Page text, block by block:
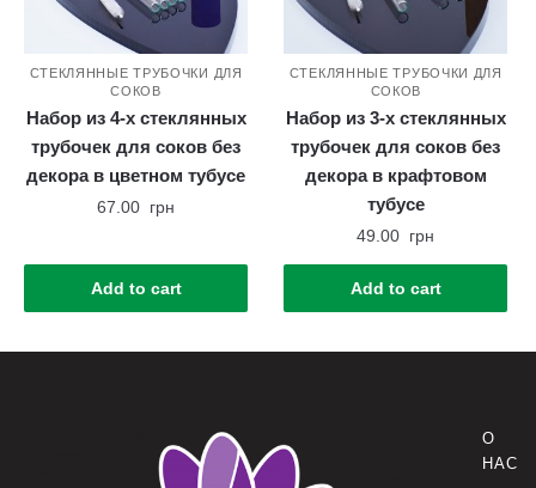
СТЕКЛЯННЫЕ ТРУБОЧКИ ДЛЯ
СОКОВ
Набор из 4-х стеклянных
трубочек для соков без
декора в цветном тубусе
67.00 грн
Add to cart
СТЕКЛЯННЫЕ ТРУБОЧКИ ДЛЯ
СОКОВ
Набор из 3-х стеклянных
трубочек для соков без
декора в крафтовом
тубусе
49.00 грн
Add to cart
О
НАС